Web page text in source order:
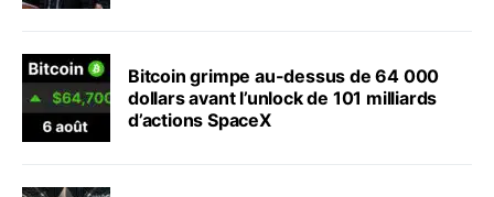
Bitcoin grimpe au-dessus de 64 000
dollars avant l’unlock de 101 milliards
d’actions SpaceX